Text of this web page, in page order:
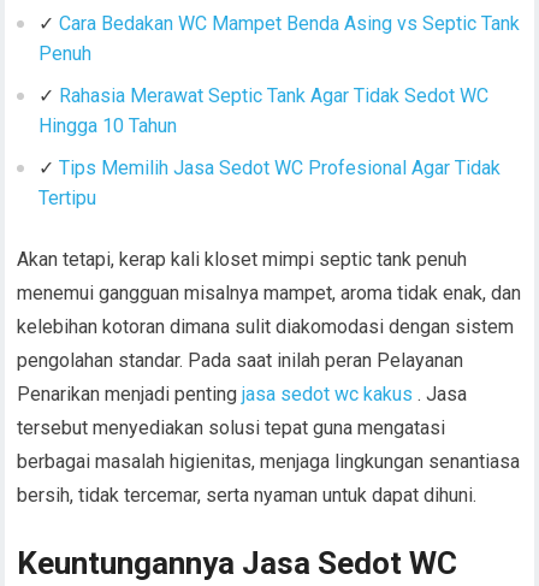
✓ Cara Bedakan WC Mampet Benda Asing vs Septic Tank
Penuh
✓ Rahasia Merawat Septic Tank Agar Tidak Sedot WC
Hingga 10 Tahun
✓ Tips Memilih Jasa Sedot WC Profesional Agar Tidak
Tertipu
Akan tetapi, kerap kali kloset mimpi septic tank penuh
menemui gangguan misalnya mampet, aroma tidak enak, dan
kelebihan kotoran dimana sulit diakomodasi dengan sistem
pengolahan standar. Pada saat inilah peran Pelayanan
Penarikan menjadi pentingjasa sedot wc kakus. Jasa
tersebut menyediakan solusi tepat guna mengatasi
berbagai masalah higienitas, menjaga lingkungan senantiasa
bersih, tidak tercemar, serta nyaman untuk dapat dihuni.
Keuntungannya Jasa Sedot WC